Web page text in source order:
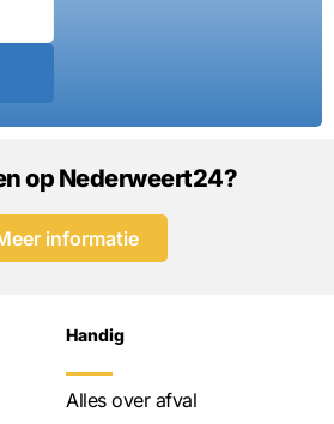
op Nederweert24?
informatie
Handig
Alles over afval